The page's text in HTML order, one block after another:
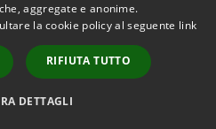
aggregate e anonime.
la cookie policy al seguente link
RIFIUTA TUTTO
DETTAGLI